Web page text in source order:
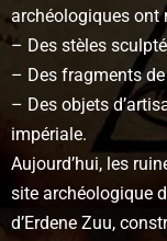
archéologiques ont
– Des stèles
– Des fragments
– Des objets
impériale.
Aujourd’hui, les
site archéologique
d’Erdene Zuu,